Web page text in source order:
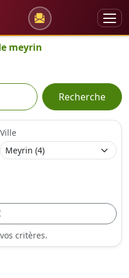
meyrin
Recherche
Ville
critères.